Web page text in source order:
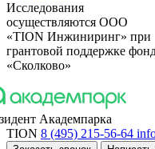
Исследования
осуществляются OOO
«TION Инжиниринг» при
грантовой поддержке
«Сколково»
Академпарка
TION 8 (495) 215-56-64